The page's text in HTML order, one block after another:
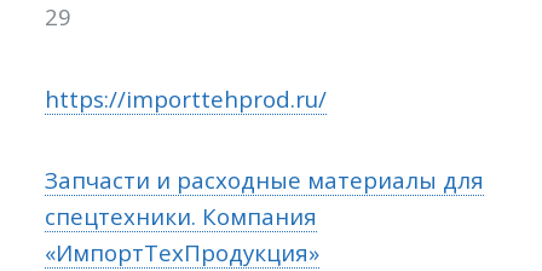
29
https://importtehprod.ru/
Запчасти и расходные материалы для
спецтехники. Компания
«ИмпортТехПродукция»